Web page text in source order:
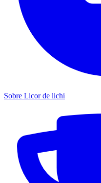
Sobre Licor de lichi